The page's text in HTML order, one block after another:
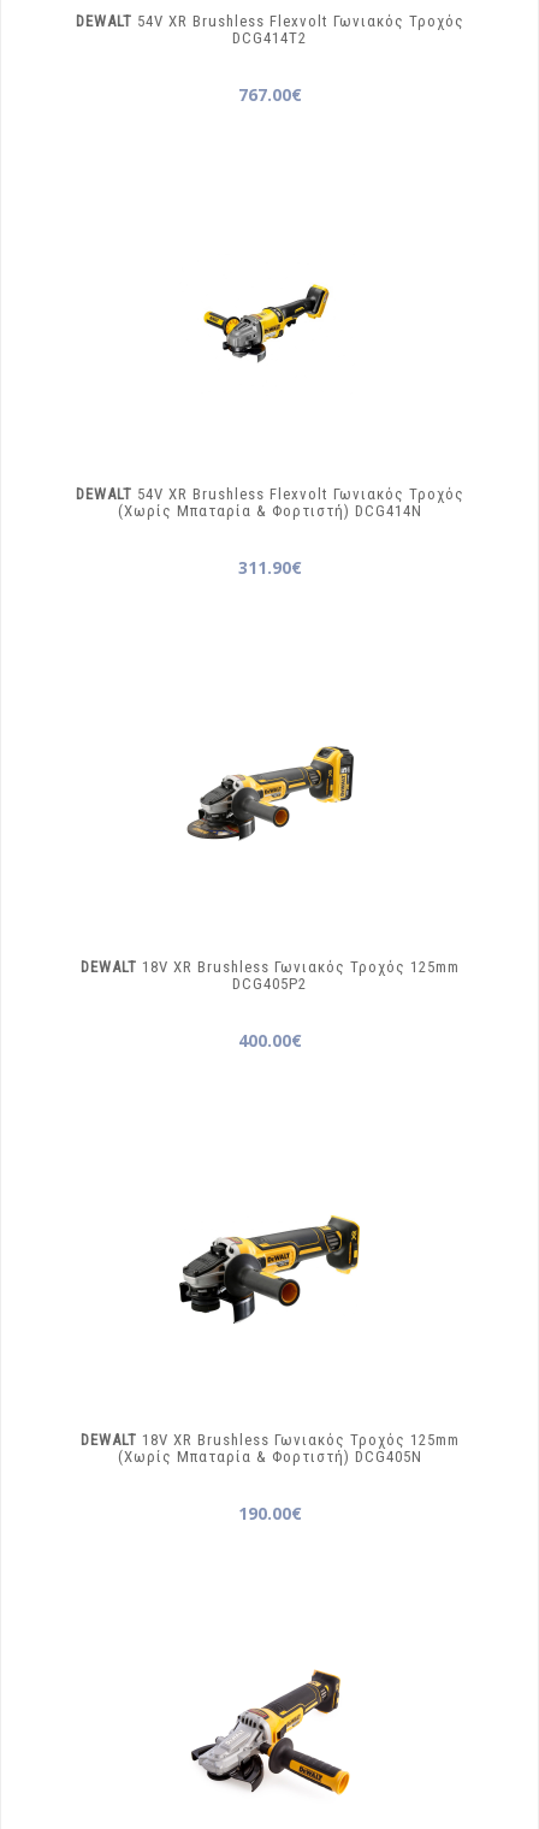
DEWALT 54V XR Brushless Flexvolt Γωνιακός Τροχός
DCG414T2
767.00€
DEWALT 54V XR Brushless Flexvolt Γωνιακός Τροχός
(Χωρίς Μπαταρία & Φορτιστή) DCG414N
311.90€
DEWALT 18V XR Brushless Γωνιακός Τροχός 125mm
DCG405P2
400.00€
DEWALT 18V XR Brushless Γωνιακός Τροχός 125mm
(Χωρίς Μπαταρία & Φορτιστή) DCG405N
190.00€